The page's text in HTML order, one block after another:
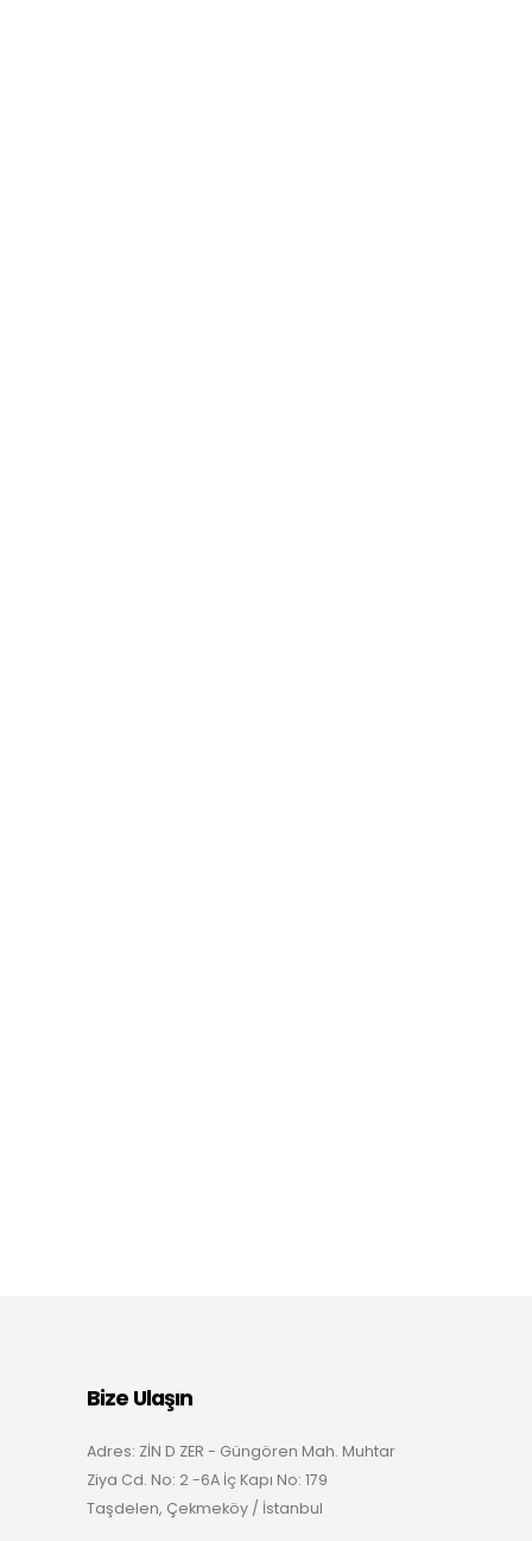
Bize Ulaşın
Adres: ZİN D ZER - Güngören Mah. Muhtar
Ziya Cd. No: 2 -6A İç Kapı No: 179
Taşdelen, Çekmeköy / İstanbul